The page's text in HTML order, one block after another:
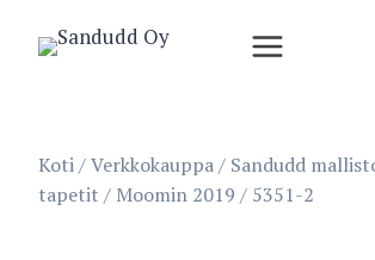
sisältöön
Koti/Verkkokauppa/ Sandudd
tapetit / Moomin 2019 / 5351-2